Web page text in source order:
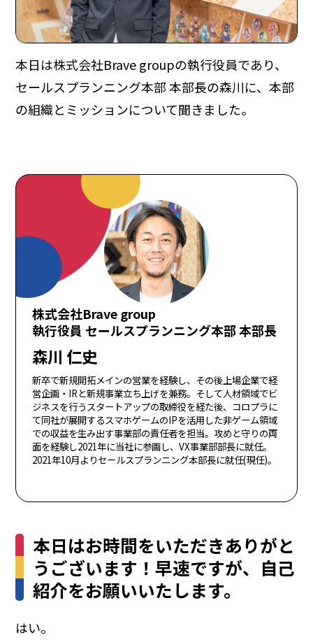
本日は株式会社Brave groupの執行役員であり、
セールスプランニング本部 本部長の森川に、本部
の組織とミッションについて聞きました。
株式会社Brave group
執行役員 セールスプランニング本部 本部長
森川 仁史
新卒で新規開拓メインの営業を経験し、その後上場企業で経
営企画・IRと新規事業立ち上げを兼務。そして人材領域でビ
ジネスを行うスタートアップの取締役を経た後、コロプラに
て同社が展開するスマホゲームのIPを活用した非ゲーム領域
での収益を生み出す事業部の責任者を担当。攻めと守りの両
面を経験し2021年に当社に参画し、VX事業部部長に就任。
2021年10月よりセールスプランニング本部長に就任(現任)。
本日はお時間をいただきありがと
うございます！早速ですが、自己
紹介をお願いいたします。
はい。